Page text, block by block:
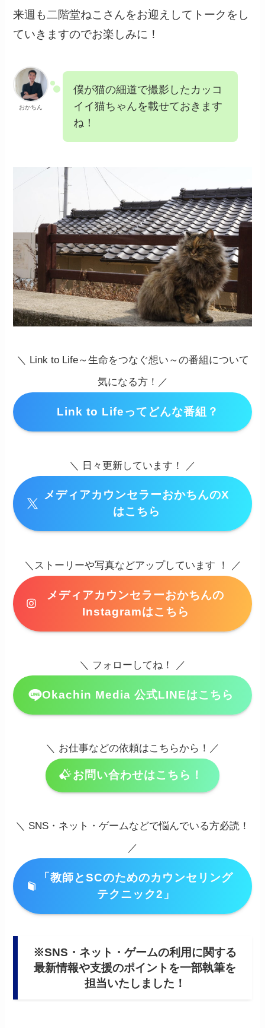
来週も二階堂ねこさんをお迎えしてトークをし
ていきますのでお楽しみに！
おかちん
僕が猫の細道で撮影したカッコ
イイ猫ちゃんを載せておきます
ね！
＼ Link to Life～生命をつなぐ想い～の番組について
気になる方！／
Link to Lifeってどんな番組？
＼ 日々更新しています！ ／
メディアカウンセラーおかちんのX
はこちら
＼ストーリーや写真などアップしています ！ ／
メディアカウンセラーおかちんの
Instagramはこちら
＼ フォローしてね！ ／
Okachin Media 公式LINEはこちら
＼ お仕事などの依頼はこちらから！／
お問い合わせはこちら！
＼ SNS・ネット・ゲームなどで悩んでいる方必読！
／
「教師とSCのためのカウンセリング
テクニック2」
※SNS・ネット・ゲームの利用に関する
最新情報や支援のポイントを一部執筆を
担当いたしました！